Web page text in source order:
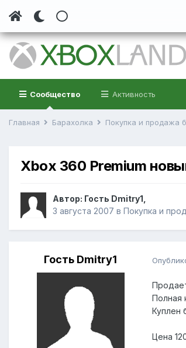
Сообщество Активность
Главная Барахолка Покупка и продажа
Xbox 360 Premium
Автор: Гость Dmitry1
3 августа 2007 в Покупка и
Гость Dmitry1
Полная
Куплен
Цена